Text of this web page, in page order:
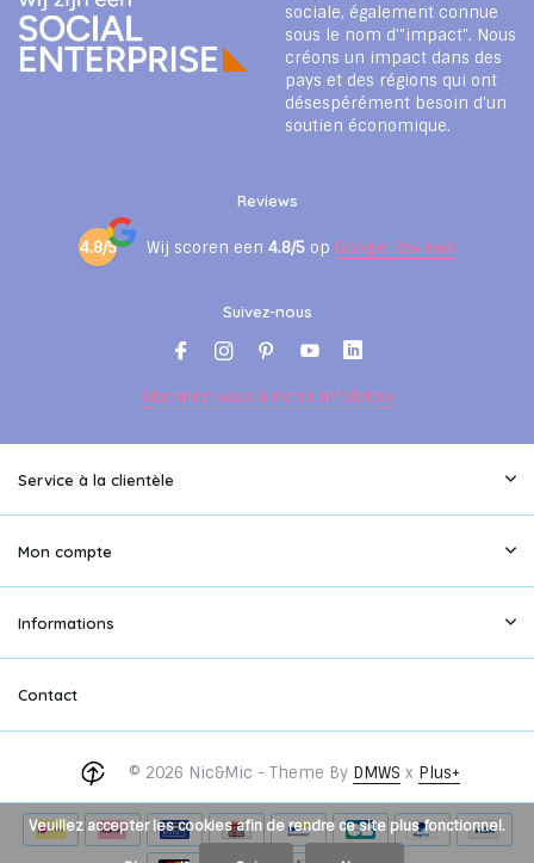
sociale, également connue
sous le nom d'"impact". Nous
créons un impact dans des
pays et des régions qui ont
désespérément besoin d'un
soutien économique.
Reviews
4.8/5 Wij scoren een 4.8/5 op Google Reviews
Suivez-nous
Abonnez-vous à notre infolettre
Service à la clientèle
Mon compte
Informations
Contact
© 2026 Nic&Mic - Theme By DMWS x Plus+
Veuillez accepter les cookies afin de rendre ce site plus fonctionnel.